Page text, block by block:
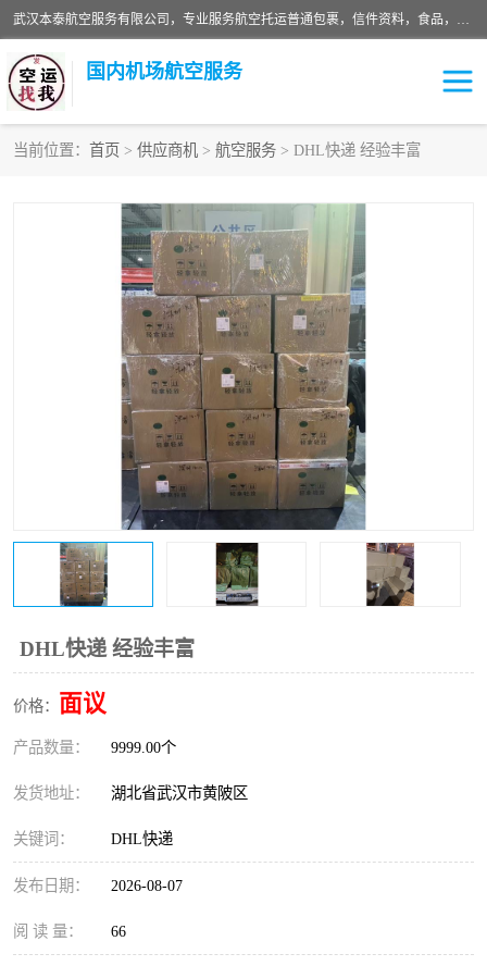
武汉本泰航空服务有限公司，专业服务航空托运普通包裹，信件资料，食品，服装，快消品等运输的专线空运，完善的网络服务确保为客户提供准确、*、安全的“门对门”服务，本着“诚信为本、精诚合作”的服务宗旨.“以安全运输为保障，以运价合理要求市场”的经营理念。武汉机场货运、武汉航空物流、武汉空运、武汉天河国际机场东方、南方、国际航空、机场空运业务覆盖国内二三线机场城市，如：武汉-敦煌、武汉-柳州等
国内机场航空服务
当前位置： 首页 > 供应商机 > 航空服务 > DHL快递 经验丰富
DHL快递 经验丰富
价格： 面议
产品数量： 9999.00个
发货地址： 湖北省武汉市黄陂区
关键词： DHL快递
发布日期： 2026-08-07
阅 读 量： 66